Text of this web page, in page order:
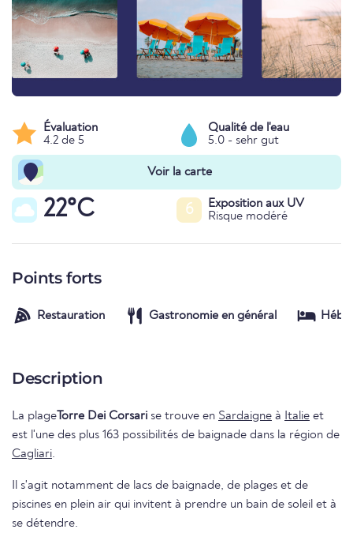
Évaluation
4.2 de 5
Qualité de l'eau
5.0 - sehr gut
Voir la carte
22°C 6
Exposition aux UV
Risque modéré
Points forts
Restauration Gastronomie en général
Description
La plageTorre Dei Corsari se trouve en Sardaigne à Italie et
est l'une des plus 163 possibilités de baignade dans la région de
Cagliari.
Il s'agit notamment de lacs de baignade, de plages et de
piscines en plein air qui invitent à prendre un bain de soleil et à
se détendre.